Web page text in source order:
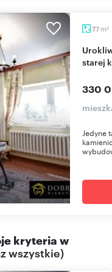
77 m2
Urokliwe 4-pokojowe mieszkanie z klimatem w
starej
330
Jedyne
kryteria w
wszystkie)